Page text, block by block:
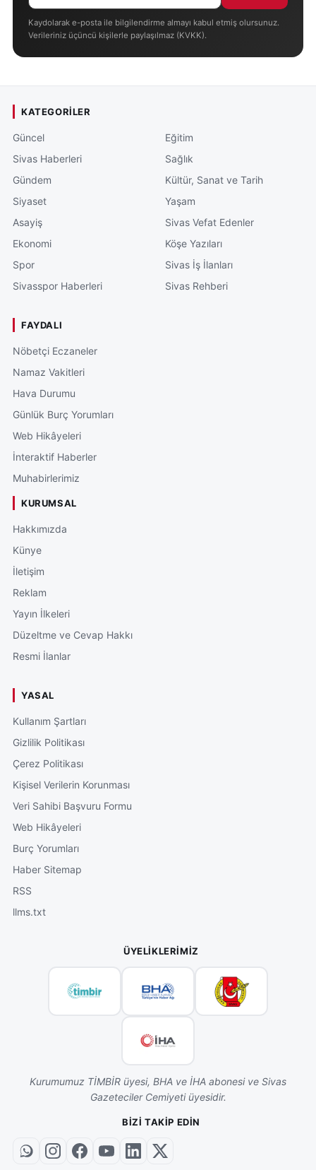
Kaydolarak e-posta ile bilgilendirme almayı kabul etmiş olursunuz.
Verileriniz üçüncü kişilerle paylaşılmaz (KVKK).
KATEGORILER
Güncel
Sivas Haberleri
Gündem
Siyaset
Asayiş
Ekonomi
Spor
Sivasspor Haberleri
Eğitim
Sağlık
Kültür, Sanat ve Tarih
Yaşam
Sivas Vefat Edenler
Köşe Yazıları
Sivas İş İlanları
Sivas Rehberi
FAYDALI
Nöbetçi Eczaneler
Namaz Vakitleri
Hava Durumu
Günlük Burç Yorumları
Web Hikâyeleri
İnteraktif Haberler
Muhabirlerimiz
KURUMSAL
Hakkımızda
Künye
İletişim
Reklam
Yayın İlkeleri
Düzeltme ve Cevap Hakkı
Resmi İlanlar
YASAL
Kullanım Şartları
Gizlilik Politikası
Çerez Politikası
Kişisel Verilerin Korunması
Veri Sahibi Başvuru Formu
Web Hikâyeleri
Burç Yorumları
Haber Sitemap
RSS
llms.txt
ÜYELIKLERIMIZ
Kurumumuz TİMBİR üyesi, BHA ve İHA abonesi ve Sivas
Gazeteciler Cemiyeti üyesidir.
BIZI TAKIP EDIN